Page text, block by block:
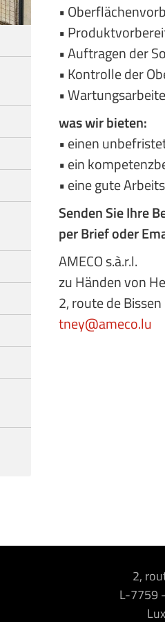
•
•
• Auftragen der
• Kontrolle der
•
was wir bieten:
• einen
• ein
• eine gute
Senden Sie Ihre
per Brief oder
AMECO s.à.r.l.
zu Händen von
2, route de
tney@ameco.lu
2,
L-7759-